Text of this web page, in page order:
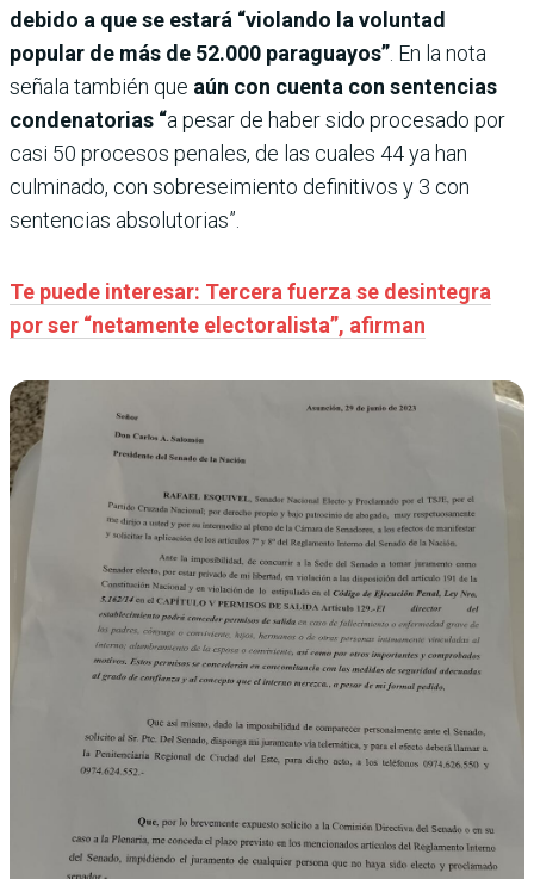
debido a que se estará “violando la voluntad
popular de más de 52.000 paraguayos” . En la nota
señala también que aún con cuenta con sentencias
condenatorias “a pesar de haber sido procesado por
casi 50 procesos penales, de las cuales 44 ya han
culminado, con sobreseimiento definitivos y 3 con
sentencias absolutorias”.
Te puede interesar: Tercera fuerza se desintegra
por ser “netamente electoralista”, afirman